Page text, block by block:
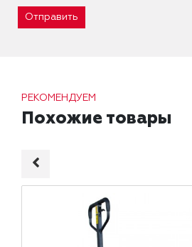
Отправить
РЕКОМЕНДУЕМ
Похожие товары